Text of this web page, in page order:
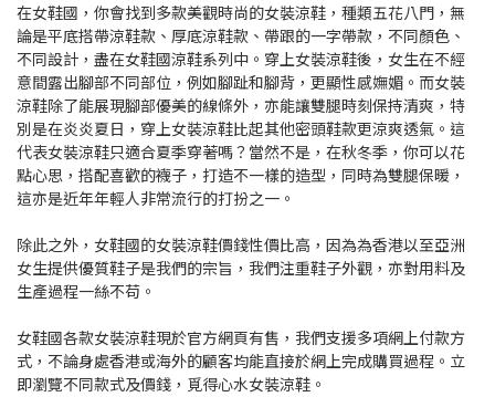
在女鞋國，你會找到多款美觀時尚的女裝涼鞋，種類五花八門，無
論是平底搭帶涼鞋款、厚底涼鞋款、帶跟的一字帶款，不同顏色、
不同設計，盡在女鞋國涼鞋系列中。穿上女裝涼鞋後，女生在不經
意間露出腳部不同部位，例如腳趾和腳背，更顯性感嫵媚。而女裝
涼鞋除了能展現腳部優美的線條外，亦能讓雙腿時刻保持清爽，特
別是在炎炎夏日，穿上女裝涼鞋比起其他密頭鞋款更涼爽透氣。這
代表女裝涼鞋只適合夏季穿著嗎？當然不是，在秋冬季，你可以花
點心思，搭配喜歡的襪子，打造不一樣的造型，同時為雙腿保暖，
這亦是近年年輕人非常流行的打扮之一。
除此之外，女鞋國的女裝涼鞋價錢性價比高，因為為香港以至亞洲
女生提供優質鞋子是我們的宗旨，我們注重鞋子外觀，亦對用料及
生產過程一絲不苟。
女鞋國各款女裝涼鞋現於官方網頁有售，我們支援多項網上付款方
式，不論身處香港或海外的顧客均能直接於網上完成購買過程。立
即瀏覽不同款式及價錢，覓得心水女裝涼鞋。